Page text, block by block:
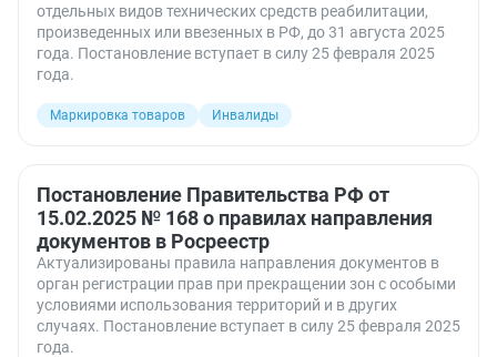
отдельных видов технических средств реабилитации,
произведенных или ввезенных в РФ, до 31 августа 2025
года. Постановление вступает в силу 25 февраля 2025
года.
Маркировка товаров Инвалиды
Постановление Правительства РФ от
15.02.2025 № 168 о правилах направления
документов в Росреестр
Актуализированы правила направления документов в
орган регистрации прав при прекращении зон с особыми
условиями использования территорий и в других
случаях. Постановление вступает в силу 25 февраля 2025
года.